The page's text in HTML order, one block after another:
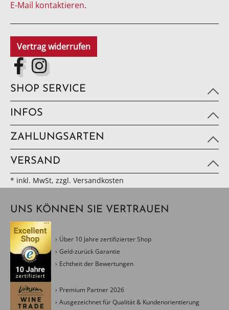
E-Mail kontaktieren.
Vertrag widerrufen
SHOP SERVICE
INFOS
ZAHLUNGSARTEN
VERSAND
* inkl. MwSt, zzgl. Versandkosten
UNS KÖNNEN SIE VERTRAUEN
Über 10 Jahre zertifizierter Shop
Geld-zurück Garantie
Echtheit der Bewertungen
Premium Partner 2026
Ausgezeichnet für Qualität & Kundenorientierung